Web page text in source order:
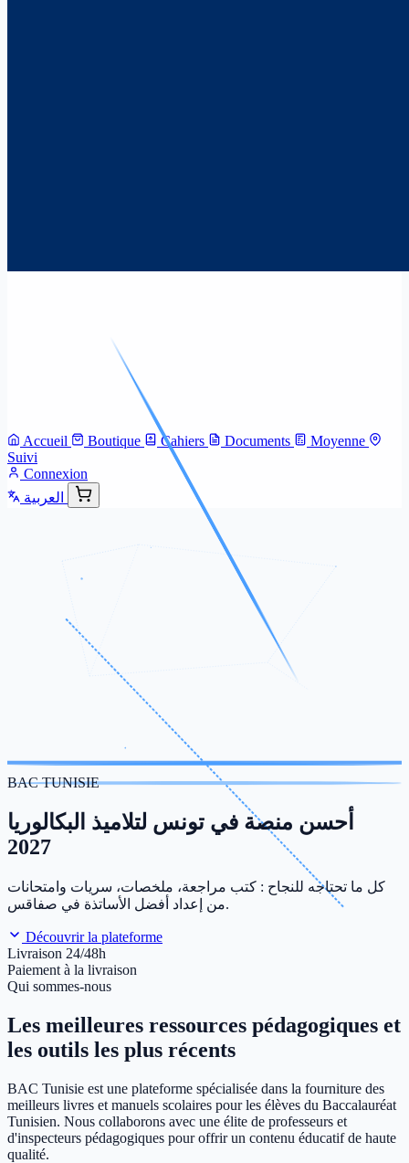
Accueil Boutique Cahiers Documents
Moyenne
Suivi
Connexion
العربية
BAC TUNISIE
أحسن منصة في تونس لتلاميذ البكالوريا
2027
كل ما تحتاجه للنجاح : كتب مراجعة، ملخصات، سريات وامتحانات
من إعداد أفضل الأساتذة في صفاقس.
Découvrir la plateforme
Livraison 24/48h
Paiement à la livraison
Qui sommes-nous
Les meilleures ressources pédagogiques et
les outils les plus récents
BAC Tunisie est une plateforme spécialisée dans la fourniture des
meilleurs livres et manuels scolaires pour les élèves du Baccalauréat
Tunisien. Nous collaborons avec une élite de professeurs et
d'inspecteurs pédagogiques pour offrir un contenu éducatif de haute
qualité.